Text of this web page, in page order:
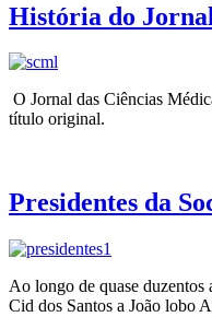
História do
O Jornal das Ciências
título original.
Presidentes da
Ao longo de quase duzentos
Cid dos Santos a João lobo